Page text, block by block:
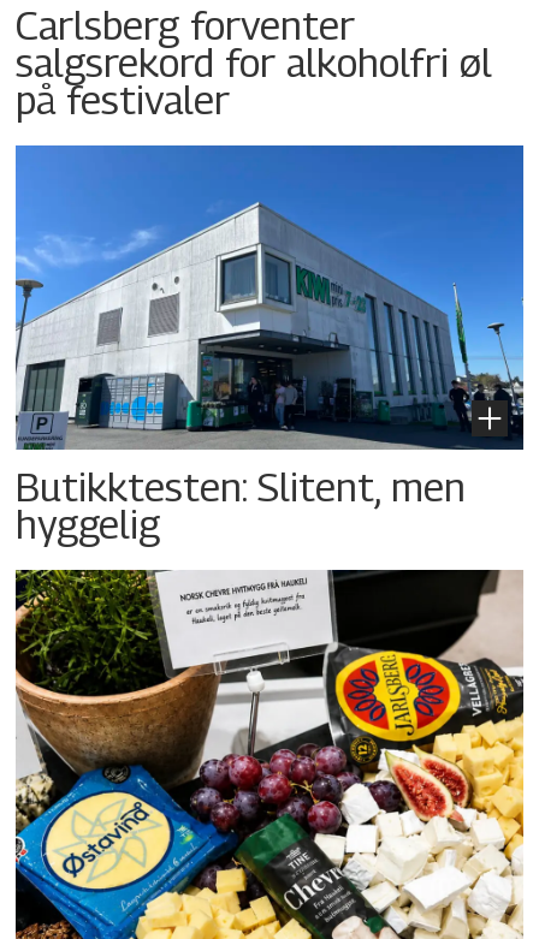
Carlsberg forventer
salgsrekord for alkoholfri øl
på festivaler
Butikktesten: Slitent, men
hyggelig